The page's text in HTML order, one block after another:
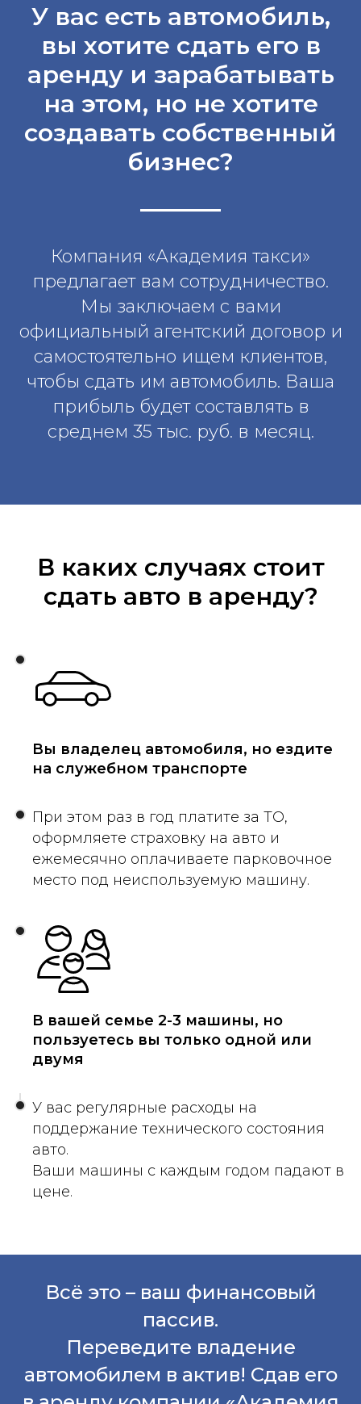
У вас есть автомобиль,
вы хотите сдать его в
аренду и зарабатывать
на этом, но не хотите
создавать собственный
бизнес?
Компания «Академия такси»
предлагает вам сотрудничество.
Мы заключаем с вами
официальный агентский договор и
самостоятельно ищем клиентов,
чтобы сдать им автомобиль. Ваша
прибыль будет составлять в
среднем 35 тыс. руб. в месяц.
В каких случаях стоит
сдать авто в аренду?
Вы владелец автомобиля, но ездите
на служебном транспорте
При этом раз в год платите за ТО,
оформляете страховку на авто и
ежемесячно оплачиваете парковочное
место под неиспользуемую машину.
В вашей семье 2-3 машины, но
пользуетесь вы только одной или
двумя
У вас регулярные расходы на
поддержание технического состояния
авто.
Ваши машины с каждым годом падают в
цене.
Всё это – ваш финансовый
пассив.
Переведите владение
автомобилем в актив! Сдав его